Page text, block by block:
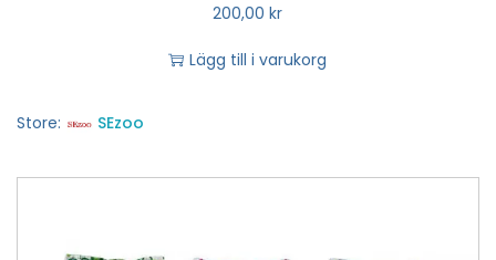
200,00kr
Lägg till i varukorg
Store: SEzoo